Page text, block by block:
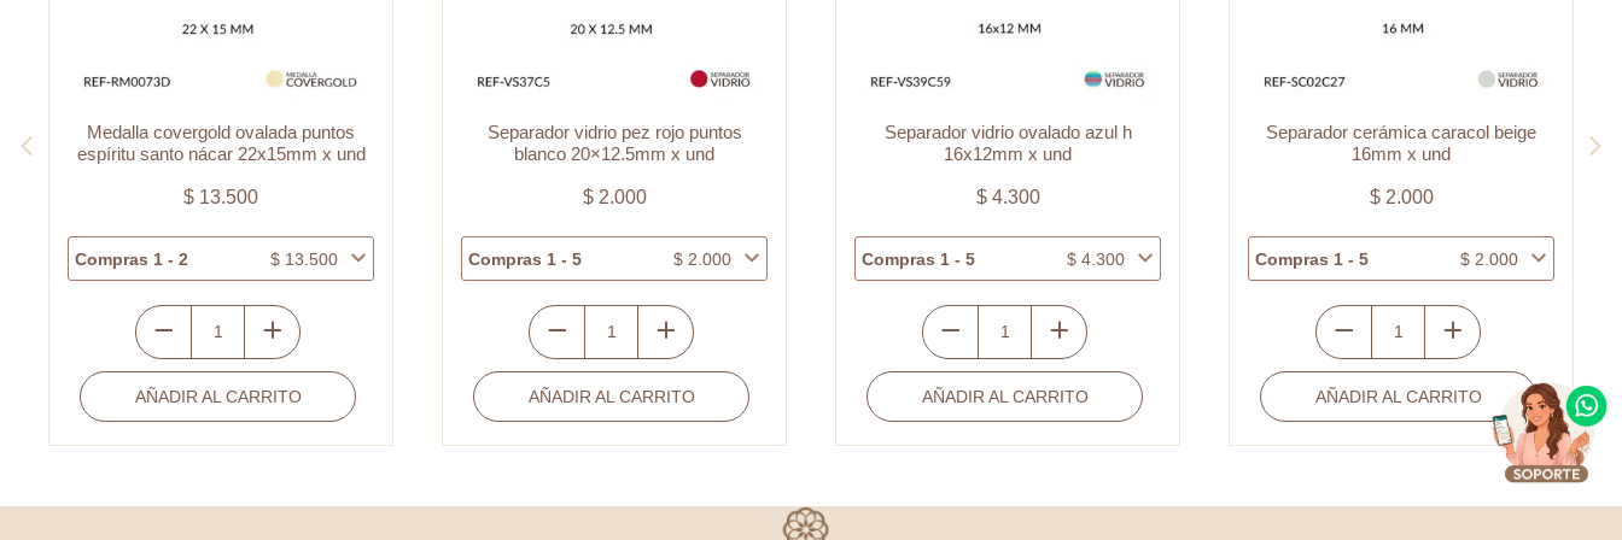
Medalla covergold ovalada puntos
espíritu santo nácar 22x15mm x und
$ 13.500
Compras 1 - 2 $ 13.500
Medalla
covergold
ovalada
AÑADIR AL CARRITO
Separador vidrio pez rojo puntos
blanco 20×12.5mm x und
$2.000
Compras 1 - 5 $ 2.000
Separador
vidrio
pez
AÑADIR AL CARRITO
Separador vidrio ovalado azul h
16x12mm x und
$4.300
Compras 1 - 5 $ 4.300
Separador
vidrio
ovalado
AÑADIR AL CARRITO
Separador cerámica caracol beige
16mm x und
$2.000
Compras 1 - 5 $ 2.000
Separador
cerámica
caracol
AÑADIR AL CARRITO